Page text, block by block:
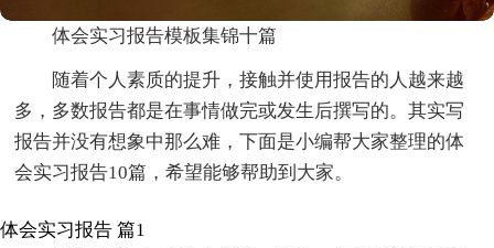
体会实习报告模板集锦十篇
随着个人素质的提升，接触并使用报告的人越来越
多，多数报告都是在事情做完或发生后撰写的。其实写
报告并没有想象中那么难，下面是小编帮大家整理的体
会实习报告10篇，希望能够帮助到大家。
体会实习报告 篇1